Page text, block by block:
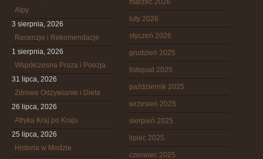
Alpy
3 sierpnia, 2026
Recenzje i Rekomendacje
1 sierpnia, 2026
Współczesna Proza i Poezja
31 lipca, 2026
Zdrowe Odżywianie i Dieta
26 lipca, 2026
Afryka Kraj po Kraju
25 lipca, 2026
Historia w Modzie
marzec 2026
luty 2026
styczeń 2026
grudzień 2025
listopad 2025
październik 2025
wrzesień 2025
sierpień 2025
lipiec 2025
czerwiec 2025